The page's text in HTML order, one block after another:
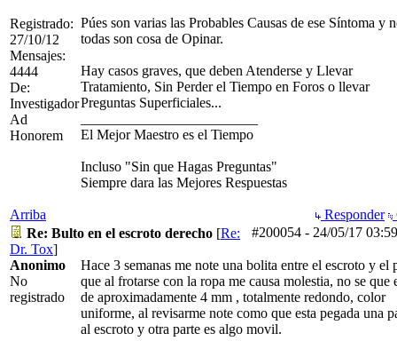
Registrado:
27/10/12
Mensajes:
4444
De:
Investigador
Ad
Honorem
Púes son varias las Probables Causas de ese Síntoma y
todas son cosa de Opinar.
Hay casos graves, que deben Atenderse y Llevar
Tratamiento, Sin Perder el Tiempo en Foros o llevar
Preguntas Superficiales...
El Mejor Maestro es el Tiempo
Incluso "Sin que Hagas Preguntas"
Siempre dara las Mejores Respuestas
Arriba Responder
#200054 - 24/05/17
Re: Bulto en el escroto derecho [Re:
Dr. Tox]
Anonimo
No
registrado
Hace 3 semanas me note una bolita entre el escroto y el
que al frotarse con la ropa me causa molestia, no se que
de aproximadamente 4 mm , totalmente redondo, color
uniforme, al revisarme note como que esta pegada una
al escroto y otra parte es algo movil.